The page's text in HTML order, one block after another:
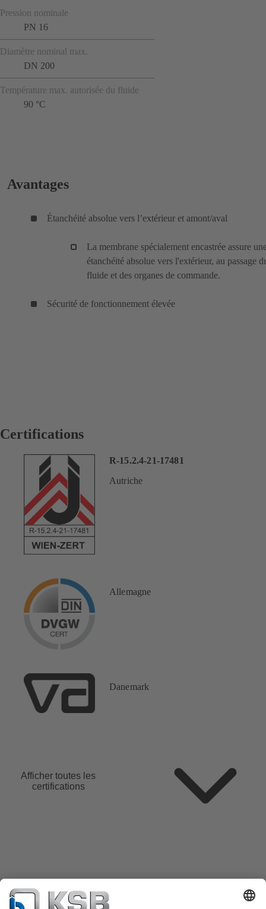
Pression nominale
PN 16
Diamètre nominal max.
DN 200
Température max. autorisée du fluide
90 °C
Avantages
Étanchéité absolue vers l’extérieur et amont/aval
La membrane spécialement encastrée assure
étanchéité absolue vers l'extérieur, au passage
fluide et des organes de commande.
Sécurité de fonctionnement élevée
Certifications
R-15.2.4-21-17481
Autriche
Allemagne
Danemark
Afficher toutes les
certifications